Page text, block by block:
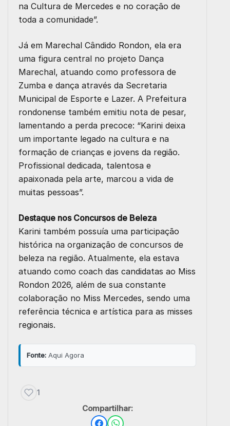
na Cultura de Mercedes e no coração de
toda a comunidade”.
Já em Marechal Cândido Rondon, ela era
uma figura central no projeto Dança
Marechal, atuando como professora de
Zumba e dança através da Secretaria
Municipal de Esporte e Lazer. A Prefeitura
rondonense também emitiu nota de pesar,
lamentando a perda precoce: “Karini deixa
um importante legado na cultura e na
formação de crianças e jovens da região.
Profissional dedicada, talentosa e
apaixonada pela arte, marcou a vida de
muitas pessoas”.
Destaque nos Concursos de Beleza
Karini também possuía uma participação
histórica na organização de concursos de
beleza na região. Atualmente, ela estava
atuando como coach das candidatas ao Miss
Rondon 2026, além de sua constante
colaboração no Miss Mercedes, sendo uma
referência técnica e artística para as misses
regionais.
Fonte: Aqui Agora
1
Compartilhar: